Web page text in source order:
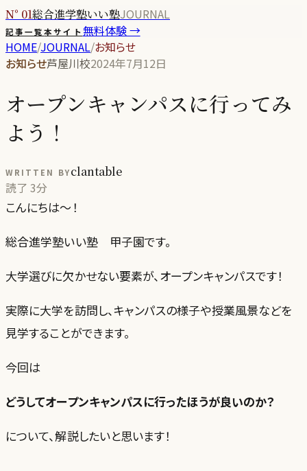
N° 01総合進学塾いい塾JOURNAL
記事一覧本サイト無料体験 →
HOME/JOURNAL/お知らせ
お知らせ芦屋川校2024年7月12日
オープンキャンパスに行ってみ
よう！
WRITTEN BYclantable
読了 3分
こんにちは〜！
総合進学塾いい塾 甲子園です。
大学選びに欠かせない要素が、オープンキャンパスです！
実際に大学を訪問し、キャンパスの様子や授業風景などを
見学することができます。
今回は
どうしてオープンキャンパスに行ったほうが良いのか？
について、解説したいと思います！